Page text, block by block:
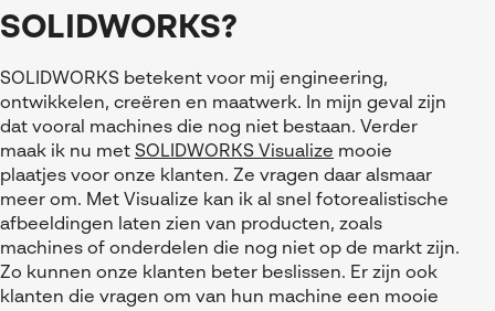
SOLIDWORKS?
SOLIDWORKS betekent voor mij engineering,
ontwikkelen, creëren en maatwerk. In mijn geval zijn
dat vooral machines die nog niet bestaan. Verder
maak ik nu met SOLIDWORKS Visualize mooie
plaatjes voor onze klanten. Ze vragen daar alsmaar
meer om. Met Visualize kan ik al snel fotorealistische
afbeeldingen laten zien van producten, zoals
machines of onderdelen die nog niet op de markt zijn.
Zo kunnen onze klanten beter beslissen. Er zijn ook
klanten die vragen om van hun machine een mooie